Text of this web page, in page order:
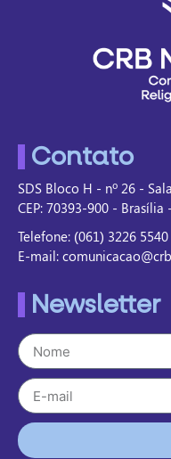
Contato
SDS Bloco H - nº 26 -
CEP: 70393-900 - Brasília
Telefone: (061) 3226 5540
E-mail:
Newsletter